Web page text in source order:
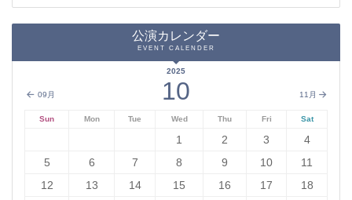
公演カレンダー
EVENT CALENDER
09月 11月
2025
10
Sun Mon Tue Wed Thu Fri Sat
1 2 3
4
5
6 7 8 9 10
11
12
13 14 15 16 17
18